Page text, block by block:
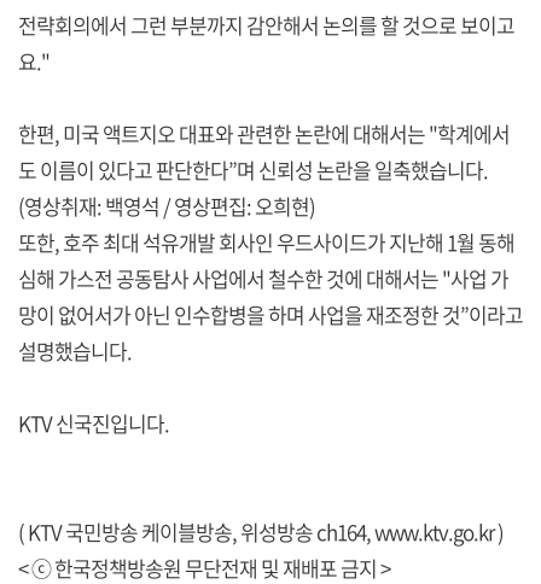
전략회의에서 그런 부분까지 감안해서 논의를 할 것으로 보이고
요."
한편, 미국 액트지오 대표와 관련한 논란에 대해서는 "학계에서
도 이름이 있다고 판단한다”며 신뢰성 논란을 일축했습니다.
(영상취재: 백영석 / 영상편집: 오희현)
또한, 호주 최대 석유개발 회사인 우드사이드가 지난해 1월 동해
심해 가스전 공동탐사 사업에서 철수한 것에 대해서는 "사업 가
망이 없어서가 아닌 인수합병을 하며 사업을 재조정한 것”이라고
설명했습니다.
KTV 신국진입니다.
( KTV 국민방송 케이블방송, 위성방송 ch164,www.ktv.go.kr)
< ⓒ 한국정책방송원 무단전재 및 재배포 금지 >